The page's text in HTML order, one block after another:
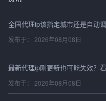
发布于： 2026年08月08日
发布于： 2026年08月08日